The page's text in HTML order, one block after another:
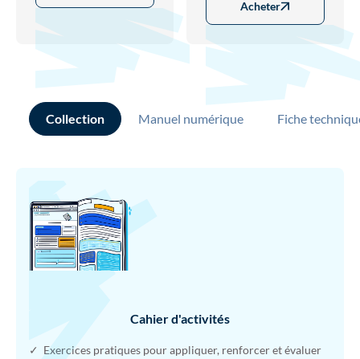
Acheter
Collection Manuel numérique Fiche
Cahier d'activités
✓ Exercices pratiques pour appliquer, renforcer et évaluer